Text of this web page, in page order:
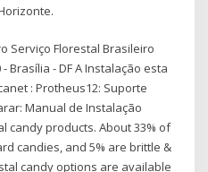
Serviço Florestal Brasileiro
- Brasília - DF A Instalação esta
: Protheus12: Suporte
Manual de Instalação
candy products. About 33% of
candies, and 5% are brittle &
candy options are available